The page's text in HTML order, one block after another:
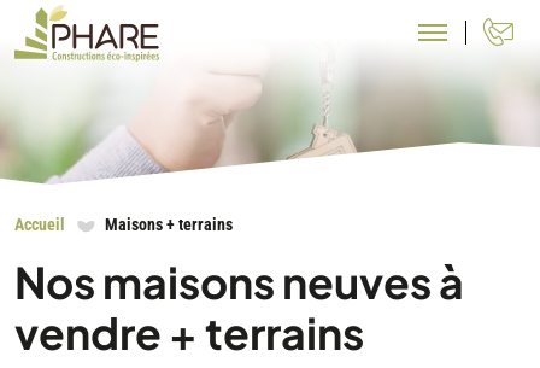
Accueil Maisons + terrains
Nos maisons neuves à
vendre + terrains